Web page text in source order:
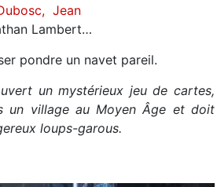
, Jean
Lambert…
pondre un navet pareil.
un mystérieux jeu de cartes,
un village au Moyen Âge et doit
loups-garous.